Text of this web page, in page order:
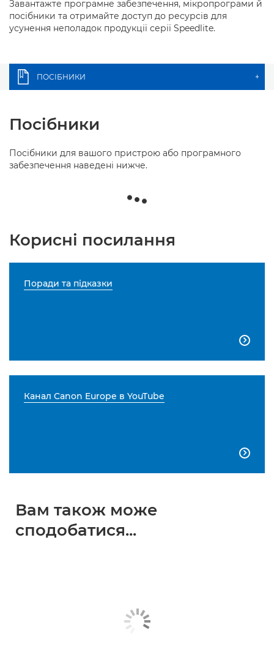
Завантажте програмне забезпечення, мікропрограми й
посібники та отримайте доступ до ресурсів для
усунення неполадок продукції серії Speedlite.
ПОСІБНИКИ +
Посібники
Посібники для вашого пристрою або програмного
забезпечення наведені нижче.
Корисні посилання
Поради та підказки

Канал Canon Europe в YouTube

Вам також може
сподобатися...